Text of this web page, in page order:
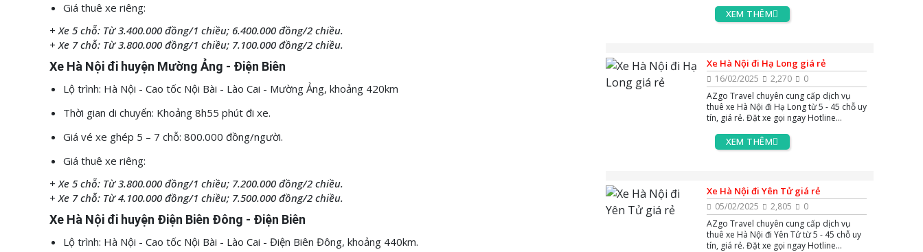
Giá thuê xe riêng:
+ Xe 5 chỗ: Từ 3.400.000 đồng/1 chiều; 6.400.000 đồng/2 chiều.
+ Xe 7 chỗ: Từ 3.800.000 đồng/1 chiều; 7.100.000 đồng/2 chiều.
Xe Hà Nội đi huyện Mường Ảng - Điện Biên
Lộ trình: Hà Nội - Cao tốc Nội Bài - Lào Cai - Mường Ảng, khoảng 420km
Thời gian di chuyển: Khoảng 8h55 phút đi xe.
Giá vé xe ghép 5 – 7 chỗ: 800.000 đồng/người.
Giá thuê xe riêng:
+ Xe 5 chỗ: Từ 3.800.000 đồng/1 chiều; 7.200.000 đồng/2 chiều.
+ Xe 7 chỗ: Từ 4.100.000 đồng/1 chiều; 7.500.000 đồng/2 chiều.
Xe Hà Nội đi huyện Điện Biên Đông - Điện Biên
Lộ trình: Hà Nội - Cao tốc Nội Bài - Lào Cai - Điện Biên Đông, khoảng 440km.
để được tư vấn miễn phí 24/7.
XEM THÊM
Xe Hà Nội đi Hạ Long giá rẻ
16/02/2025 2,270
0
AZgo Travel chuyên cung cấp dịch vụ
thuê xe Hà Nội đi Hạ Long từ 5 - 45 chỗ uy
tín, giá rẻ. Đặt xe gọi ngay Hotline
để được tư vấn miễn phí 24/7.
XEM THÊM
Xe Hà Nội đi Yên Tử giá rẻ
05/02/2025 2,805
0
AZgo Travel chuyên cung cấp dịch vụ
thuê xe Hà Nội đi Yên Tử từ 5 - 45 chỗ uy
tín, giá rẻ. Đặt xe gọi ngay Hotline